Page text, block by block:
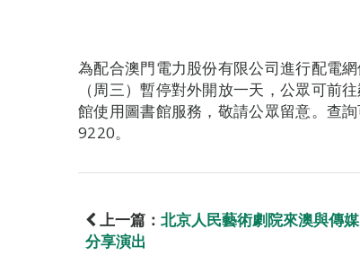
為配合澳門電力股份有限公司進行配電
（周三）暫停對外開放一天，公眾可前
館使用圖書館服務，敬請公眾留意。查
9220。
上一篇： 北京人民藝術劇院來澳與傳媒
分享演出